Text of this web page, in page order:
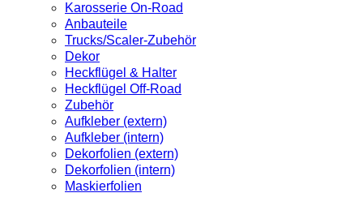
Karosserie On-Road
Anbauteile
Trucks/Scaler-Zubehör
Dekor
Heckflügel & Halter
Heckflügel Off-Road
Zubehör
Aufkleber (extern)
Aufkleber (intern)
Dekorfolien (extern)
Dekorfolien (intern)
Maskierfolien